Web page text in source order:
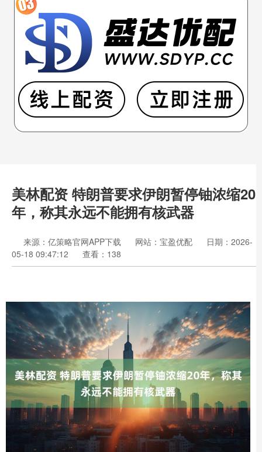
美林配资 特朗普要求伊朗暂停铀浓缩20
年，称其永远不能拥有核武器
来源：亿策略官网APP下载 网站：宝盈优配
日期：2026-
05-18 09:47:12
查看：138